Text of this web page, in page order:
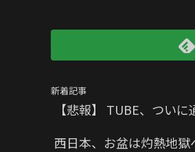
新着記事
【悲報】 TUBE、つい
西日本、お盆は灼熱地